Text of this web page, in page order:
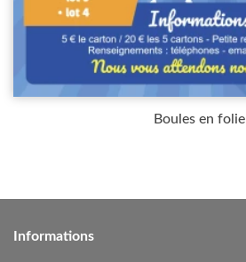
Boules en folie
Informations